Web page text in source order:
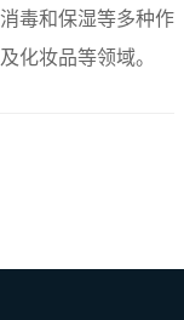
毒和保湿等多种作
化妆品等领域。